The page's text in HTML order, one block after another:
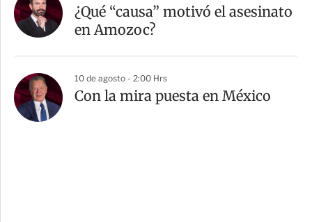
¿Qué “causa” motivó el asesinato
en Amozoc?
10 de agosto - 2:00 Hrs
Con la mira puesta en México